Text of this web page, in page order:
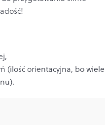
(ilość orientacyjna, bo wiele